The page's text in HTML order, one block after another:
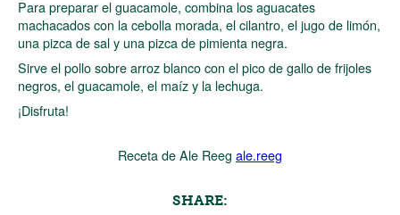
Para preparar el guacamole, combina los aguacates
machacados con la cebolla morada, el cilantro, el jugo de limón,
una pizca de sal y una pizca de pimienta negra.
Sirve el pollo sobre arroz blanco con el pico de gallo de frijoles
negros, el guacamole, el maíz y la lechuga.
¡Disfruta!
Receta de Ale Reeg ale.reeg
SHARE: